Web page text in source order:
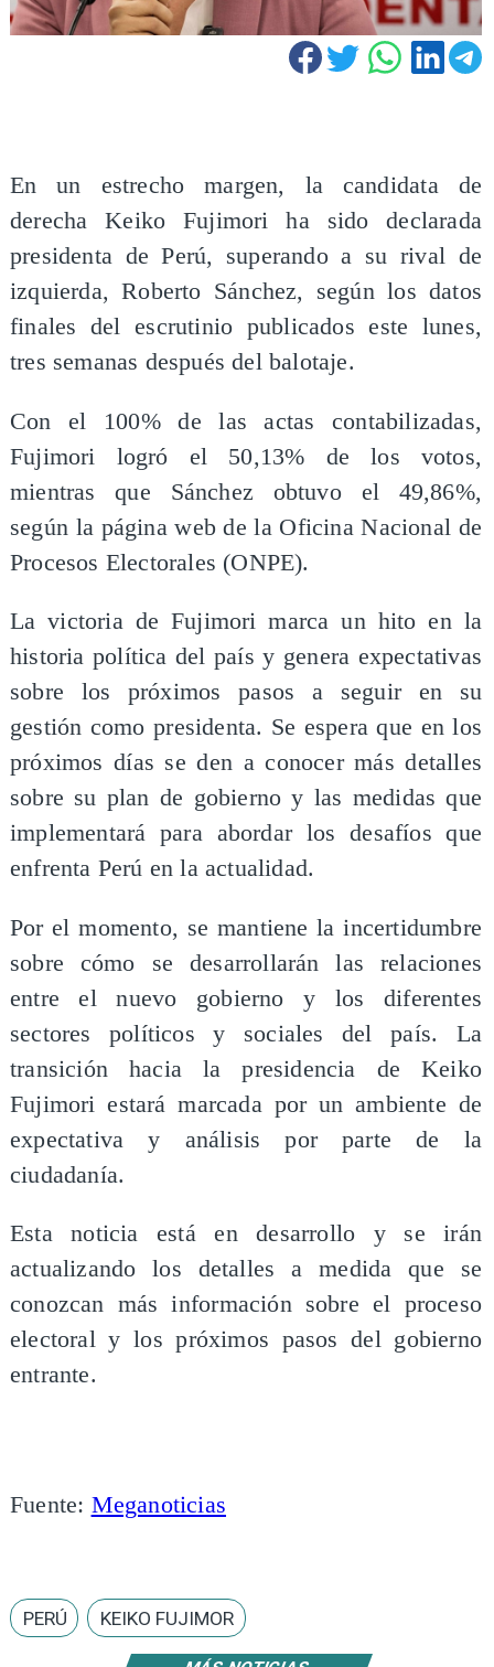
En un estrecho margen, la candidata de
derecha Keiko Fujimori ha sido declarada
presidenta de Perú, superando a su rival de
izquierda, Roberto Sánchez, según los datos
finales del escrutinio publicados este lunes,
tres semanas después del balotaje.
Con el 100% de las actas contabilizadas,
Fujimori logró el 50,13% de los votos,
mientras que Sánchez obtuvo el 49,86%,
según la página web de la Oficina Nacional de
Procesos Electorales (ONPE).
La victoria de Fujimori marca un hito en la
historia política del país y genera expectativas
sobre los próximos pasos a seguir en su
gestión como presidenta. Se espera que en los
próximos días se den a conocer más detalles
sobre su plan de gobierno y las medidas que
implementará para abordar los desafíos que
enfrenta Perú en la actualidad.
Por el momento, se mantiene la incertidumbre
sobre cómo se desarrollarán las relaciones
entre el nuevo gobierno y los diferentes
sectores políticos y sociales del país. La
transición hacia la presidencia de Keiko
Fujimori estará marcada por un ambiente de
expectativa y análisis por parte de la
ciudadanía.
Esta noticia está en desarrollo y se irán
actualizando los detalles a medida que se
conozcan más información sobre el proceso
electoral y los próximos pasos del gobierno
entrante.
Fuente: Meganoticias
PERÚ KEIKO FUJIMOR